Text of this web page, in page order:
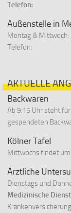
Telefon:
Außenstelle in
Montag & Mittwoch:
Telefon:
AKTUELLE
Backwaren
Ab 9:15 Uhr steht
gespendeten
Kölner Tafel
Mittwochs findet um
Ärztliche
Dienstags und
Medizinische Dienst